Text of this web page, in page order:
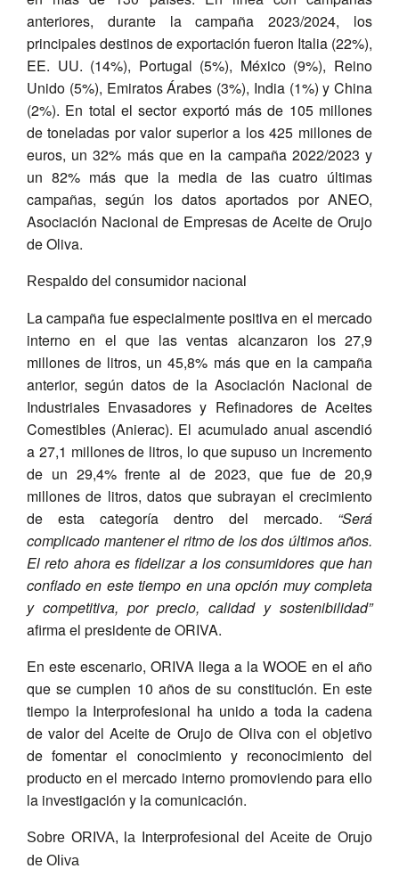
anteriores, durante la campaña 2023/2024, los
principales destinos de exportación fueron Italia (22%),
EE. UU. (14%), Portugal (5%), México (9%), Reino
Unido (5%), Emiratos Árabes (3%), India (1%) y China
(2%). En total el sector exportó más de 105 millones
de toneladas por valor superior a los 425 millones de
euros, un 32% más que en la campaña 2022/2023 y
un 82% más que la media de las cuatro últimas
campañas, según los datos aportados por ANEO,
Asociación Nacional de Empresas de Aceite de Orujo
de Oliva.
Respaldo del consumidor nacional
La campaña fue especialmente positiva en el mercado
interno en el que las ventas alcanzaron los 27,9
millones de litros, un 45,8% más que en la campaña
anterior, según datos de la Asociación Nacional de
Industriales Envasadores y Refinadores de Aceites
Comestibles (Anierac). El acumulado anual ascendió
a 27,1 millones de litros, lo que supuso un incremento
de un 29,4% frente al de 2023, que fue de 20,9
millones de litros, datos que subrayan el crecimiento
de esta categoría dentro del mercado. “Será
complicado mantener el ritmo de los dos últimos años.
El reto ahora es fidelizar a los consumidores que han
confiado en este tiempo en una opción muy completa
y competitiva, por precio, calidad y sostenibilidad”
afirma el presidente de ORIVA.
En este escenario, ORIVA llega a la WOOE en el año
que se cumplen 10 años de su constitución. En este
tiempo la Interprofesional ha unido a toda la cadena
de valor del Aceite de Orujo de Oliva con el objetivo
de fomentar el conocimiento y reconocimiento del
producto en el mercado interno promoviendo para ello
la investigación y la comunicación.
Sobre ORIVA, la Interprofesional del Aceite de Orujo
de Oliva